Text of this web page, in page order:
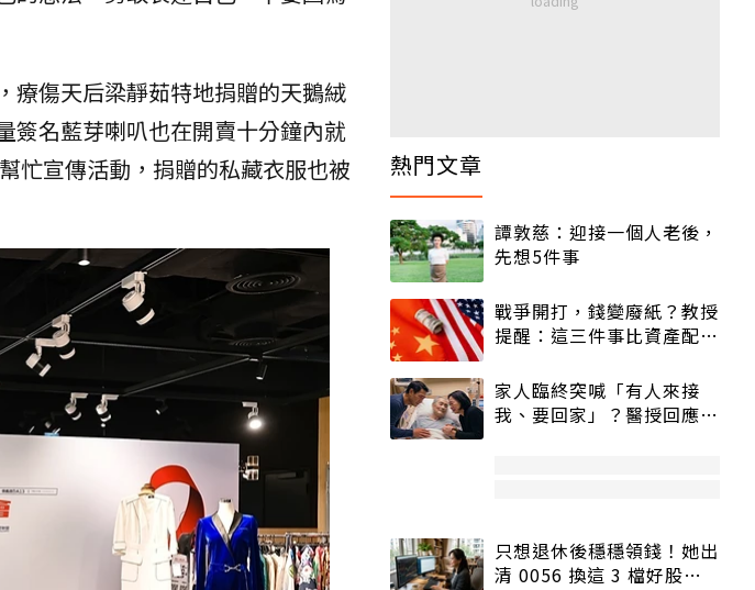
療傷天后梁靜茹特地捐贈的天鵝絨
簽名藍芽喇叭也在開賣十分鐘內就
忙宣傳活動，捐贈的私藏衣服也被
熱門文章
譚敦慈：迎接一個人老後，
先想5件事
戰爭開打，錢變廢紙？教授
提醒：這三件事比資產配置
家人臨終突喊「有人來接
我、要回家」？醫授回應方
只想退休後穩穩領錢！她出
清 0056 換這 3 檔好股：